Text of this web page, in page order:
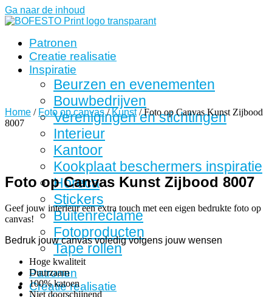
Ga naar de inhoud
Patronen
Creatie realisatie
Inspiratie
Beurzen en evenementen
Bouwbedrijven
Verenigingen en stichtingen
Interieur
Kantoor
Kookplaat beschermers inspiratie
Horeca
Stickers
Buitenreclame
Fotoproducten
Tape rollen
Patronen
Creatie realisatie
Home / Foto op canvas/ Kunst/ Foto op Canvas Kunst Zijbood
8007
Foto op Canvas Kunst Zijbood 8007
Geef jouw interieur een extra touch met een eigen bedrukte foto op
canvas!
Bedruk jouw canvas voledig volgens jouw wensen
Hoge kwaliteit
Duurzaam
100% katoen
Niet doorschijnend